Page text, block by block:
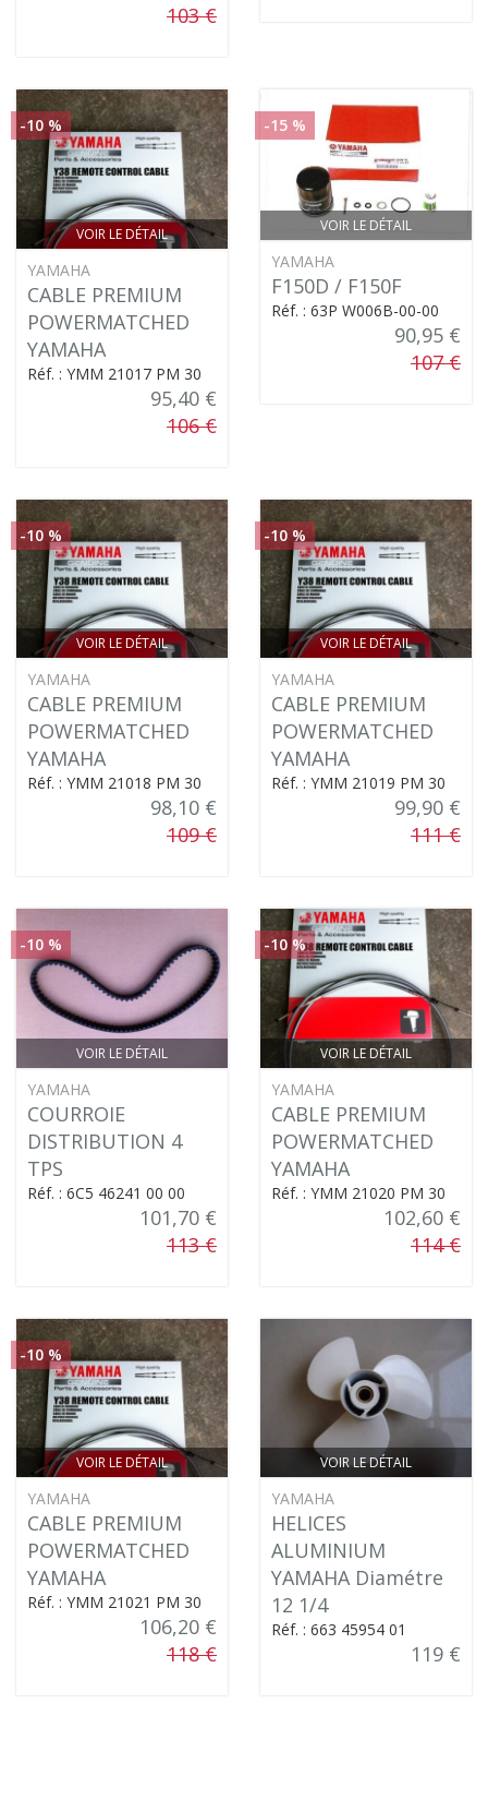
103 €
VOIR LE DÉTAIL
-10 %
YAMAHA
CABLE PREMIUM
POWERMATCHED
YAMAHA
Réf. : YMM 21017 PM 30
95,40 €
106 €
VOIR LE DÉTAIL
-15 %
YAMAHA
F150D / F150F
Réf. : 63P W006B-00-00
90,95 €
107 €
VOIR LE DÉTAIL
-10 %
YAMAHA
CABLE PREMIUM
POWERMATCHED
YAMAHA
Réf. : YMM 21018 PM 30
98,10 €
109 €
VOIR LE DÉTAIL
-10 %
YAMAHA
CABLE PREMIUM
POWERMATCHED
YAMAHA
Réf. : YMM 21019 PM 30
99,90 €
111 €
VOIR LE DÉTAIL
-10 %
YAMAHA
COURROIE
DISTRIBUTION 4
TPS
Réf. : 6C5 46241 00 00
101,70 €
113 €
VOIR LE DÉTAIL
-10 %
YAMAHA
CABLE PREMIUM
POWERMATCHED
YAMAHA
Réf. : YMM 21020 PM 30
102,60 €
114 €
VOIR LE DÉTAIL
-10 %
YAMAHA
CABLE PREMIUM
POWERMATCHED
YAMAHA
Réf. : YMM 21021 PM 30
106,20 €
118 €
VOIR LE DÉTAIL
YAMAHA
HELICES
ALUMINIUM
YAMAHA Diamétre
12 1/4
Réf. : 663 45954 01
119 €